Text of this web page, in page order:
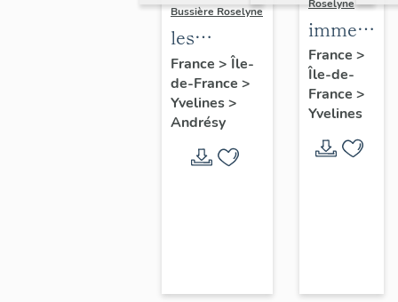
Bussière Roselyne
les
immeubles,
maisons et
fermes du
canton
d'Andrésy
France > Île-
de-France >
Yvelines>
Andrésy
Roselyne
maisons,
fermes
France >
Île-de-
France >
Yvelines